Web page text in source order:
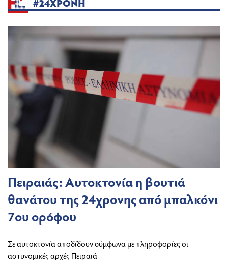
#24ΧΡΟΝΗ
Πειραιάς: Αυτοκτονία η βουτιά
θανάτου της 24χρονης από μπαλκόνι
7ου ορόφου
Σε αυτοκτονία αποδίδουν σύμφωνα με πληροφορίες οι
αστυνομικές αρχές Πειραιά